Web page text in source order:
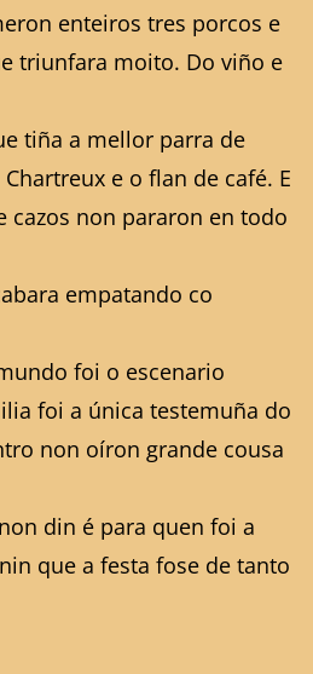
enteiros tres porcos e
triunfara moito. Do viño e
tiña a mellor parra de
e o flan de café. E
cazos non pararon en todo
empatando co
foi o escenario
foi a única testemuña do
non oíron grande cousa
din é para quen foi a
que a festa fose de tanto